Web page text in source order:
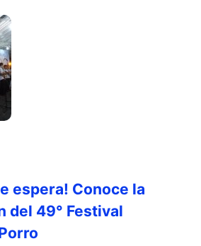
espera! Conoce la
del 49° Festival